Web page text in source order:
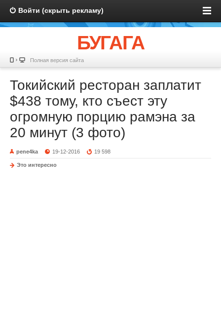
Войти (скрыть рекламу)
БУГАГА
Полная версия сайта
Токийский ресторан заплатит
$438 тому, кто съест эту
огромную порцию рамэна за
20 минут (3 фото)
pene4ka 19-12-2016 19 598
Это интересно